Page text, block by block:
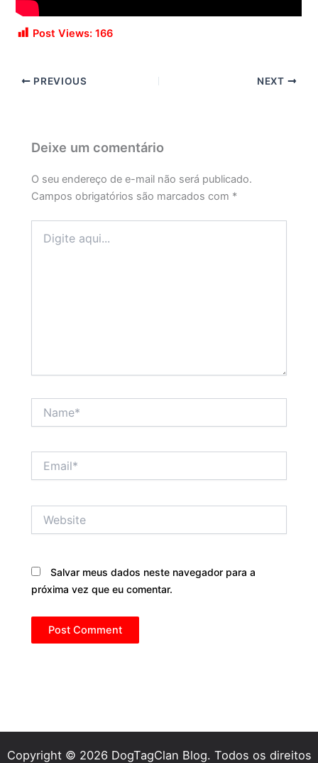
Post Views: 166
PREVIOUS NEXT
Deixe um comentário
O seu endereço de e-mail não será publicado.
Campos obrigatórios são marcados com *
aqui...
Salvar meus dados neste navegador para a
próxima vez que eu comentar.
Copyright © 2026 DogTagClan Blog. Todos os direitos